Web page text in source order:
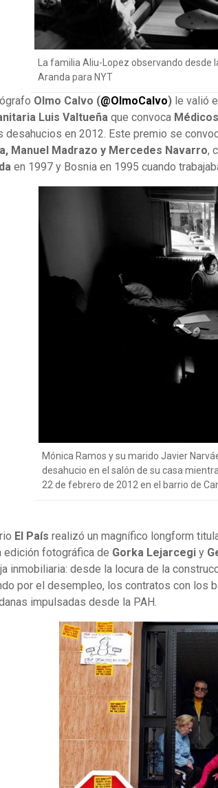
La familia Aliu-Lopez observando desde
Aranda para NYT
Olmo Calvo (@OlmoCalvo) le valió
Luis Valtueña que convoca
desahucios en 2012. Este premio se
Manuel Madrazo y Mercedes Navarro,
en 1997 y Bosnia en 1995 cuando
Mónica Ramos y su marido Javier
desahucio en el salón de su casa
22 de febrero de 2012 en el barrio de
El País realizó un magnífico longform
edición fotográfica de Gorka Lejarcegi y
inmobiliaria: desde la locura de la
por el desempleo, los contratos con los
impulsadas desde la PAH.